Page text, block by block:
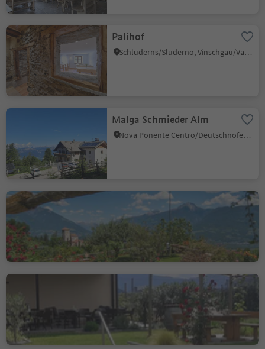
Palihof
Schluderns/Sluderno, Vinschgau/Val Venosta
Malga Schmieder Alm
Nova Ponente Centro/Deutschnofen Dorf, Deutschnofen/Nova Ponente, Dolomites Region Eggental
Haidenhof
Cermes/Tscherms, Tscherms/Cermes, Meran/Merano and environs
Pomaria's Farm Café and
St. Josef am See/S. Giuseppe al Lago, Kaltern an der Weinstraße/Caldaro sulla Strada del Vino, Alto Adige Wine Road